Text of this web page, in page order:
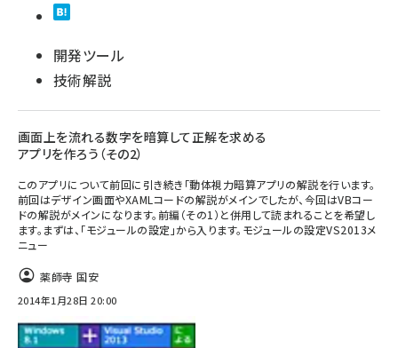
開発ツール
技術解説
画面上を流れる数字を暗算して正解を求める
アプリを作ろう（その2）
このアプリについて前回に引き続き「動体視力暗算アプリの解説を行います。
前回はデザイン画面やXAMLコードの解説がメインでしたが、今回はVBコー
ドの解説がメインになります。前編（その1）と併用して読まれることを希望し
ます。まずは、「モジュールの設定」から入ります。モジュールの設定VS2013メ
ニュー
薬師寺 国安
2014年1月28日 20:00